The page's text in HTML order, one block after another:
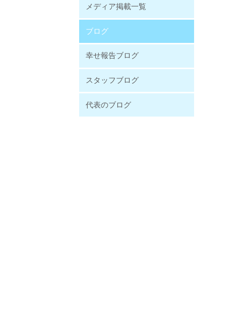
メディア掲載一覧
ブログ
幸せ報告ブログ
スタッフブログ
代表のブログ